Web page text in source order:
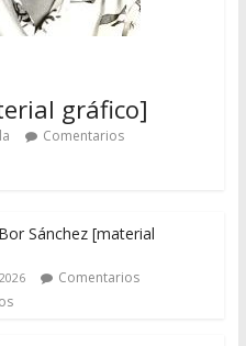
gráfico]
Comentarios
Sánchez [material
Comentarios